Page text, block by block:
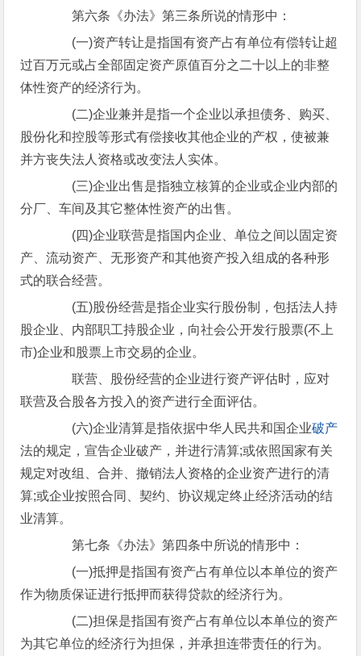
第六条《办法》第三条所说的情形中：
(一)资产转让是指国有资产占有单位有偿转让超
过百万元或占全部固定资产原值百分之二十以上的非整
体性资产的经济行为。
(二)企业兼并是指一个企业以承担债务、购买、
股份化和控股等形式有偿接收其他企业的产权，使被兼
并方丧失法人资格或改变法人实体。
(三)企业出售是指独立核算的企业或企业内部的
分厂、车间及其它整体性资产的出售。
(四)企业联营是指国内企业、单位之间以固定资
产、流动资产、无形资产和其他资产投入组成的各种形
式的联合经营。
(五)股份经营是指企业实行股份制，包括法人持
股企业、内部职工持股企业，向社会公开发行股票(不上
市)企业和股票上市交易的企业。
联营、股份经营的企业进行资产评估时，应对
联营及合股各方投入的资产进行全面评估。
(六)企业清算是指依据中华人民共和国企业破产
法的规定，宣告企业破产，并进行清算;或依照国家有关
规定对改组、合并、撤销法人资格的企业资产进行的清
算;或企业按照合同、契约、协议规定终止经济活动的结
业清算。
第七条《办法》第四条中所说的情形中：
(一)抵押是指国有资产占有单位以本单位的资产
作为物质保证进行抵押而获得贷款的经济行为。
(二)担保是指国有资产占有单位以本单位的资产
为其它单位的经济行为担保，并承担连带责任的行为。